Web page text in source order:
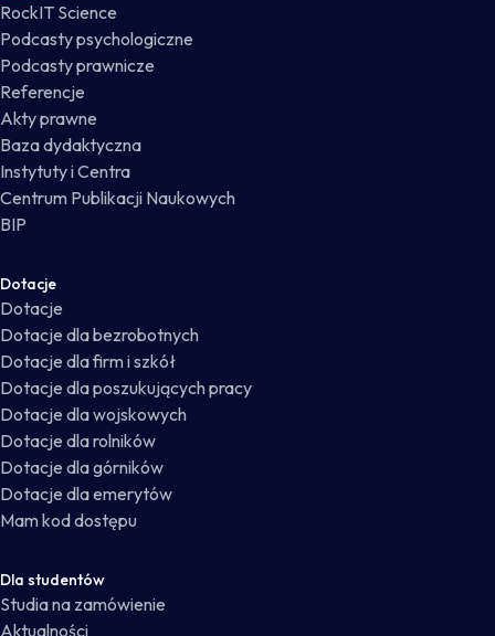
RockIT Science
Podcasty psychologiczne
Podcasty prawnicze
Referencje
Akty prawne
Baza dydaktyczna
Instytuty i Centra
Centrum Publikacji Naukowych
BIP
Dotacje
Dotacje
Dotacje dla bezrobotnych
Dotacje dla firm i szkół
Dotacje dla poszukujących pracy
Dotacje dla wojskowych
Dotacje dla rolników
Dotacje dla górników
Dotacje dla emerytów
Mam kod dostępu
Dla studentów
Studia na zamówienie
Aktualności